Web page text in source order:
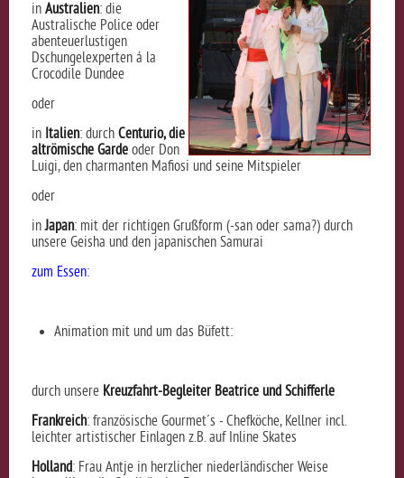
in Australien: die
Australische Police oder
abenteuerlustigen
Dschungelexperten á la
Crocodile Dundee
oder
in Italien: durch Centurio, die
altrömische Garde oder Don
Luigi, den charmanten Mafiosi und seine Mitspieler
oder
inJapan: mit der richtigen Grußform (-san oder sama?) durch
unsere Geisha und den japanischen Samurai
zum Essen:
Animation mit und um das Büfett:
durch unsere Kreuzfahrt-Begleiter Beatrice und Schifferle
Frankreich: französische Gourmet´s - Chefköche, Kellner incl.
leichter artistischer Einlagen z.B. auf Inline Skates
Holland: Frau Antje in herzlicher niederländischer Weise